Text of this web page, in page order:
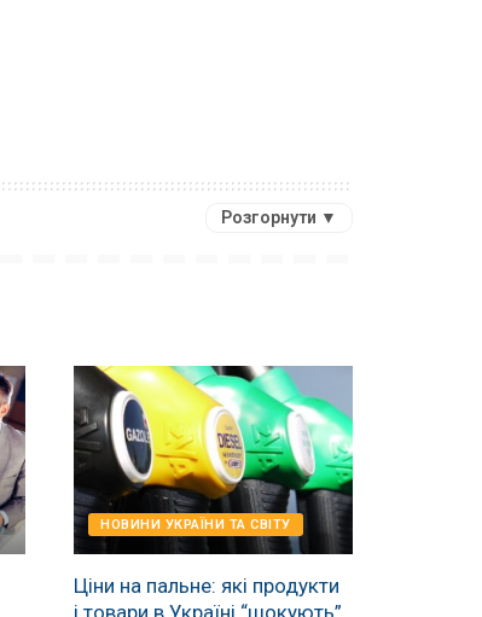
Розгорнути ▼
НОВИНИ УКРАЇНИ ТА СВІТУ
Ціни на пальне: які продукти